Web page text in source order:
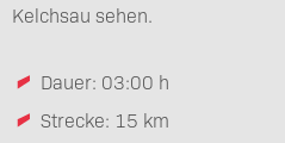
Kelchsau sehen.
Dauer: 03:00 h
Strecke: 15 km